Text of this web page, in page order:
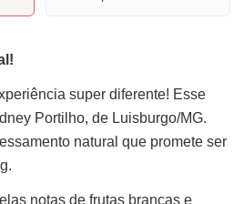
super diferente! Esse
Portilho, de Luisburgo/MG.
natural que promete ser
notas de frutas brancas e